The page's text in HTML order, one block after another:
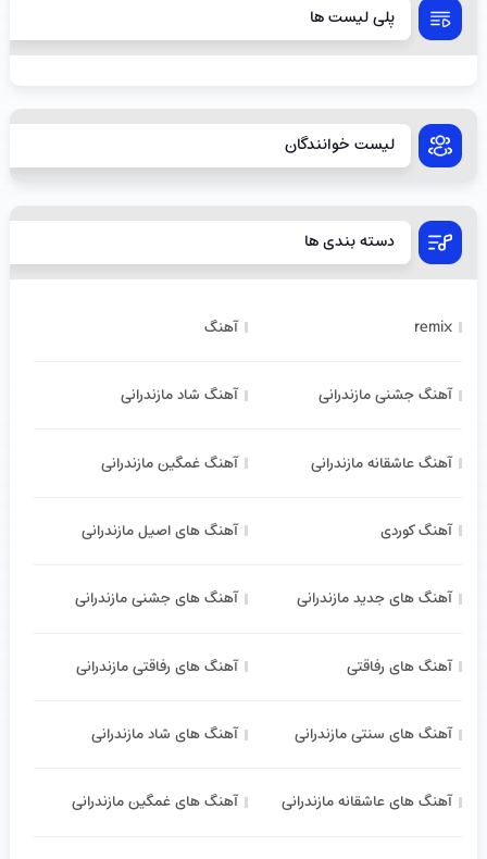
پلی لیست ها
لیست خوانندگان
دسته بندی ها
remix آهنگ
آهنگ جشنی مازندرانی آهنگ شاد مازندرانی
آهنگ عاشقانه مازندرانی آهنگ غمگین مازندرانی
آهنگ کوردی آهنگ های اصیل مازندرانی
آهنگ های جدید مازندرانی آهنگ های جشنی مازندرانی
آهنگ های رفاقتی آهنگ های رفاقتی مازندرانی
آهنگ های سنتی مازندرانی آهنگ های شاد مازندرانی
آهنگ های عاشقانه مازندرانی آهنگ های غمگین مازندرانی